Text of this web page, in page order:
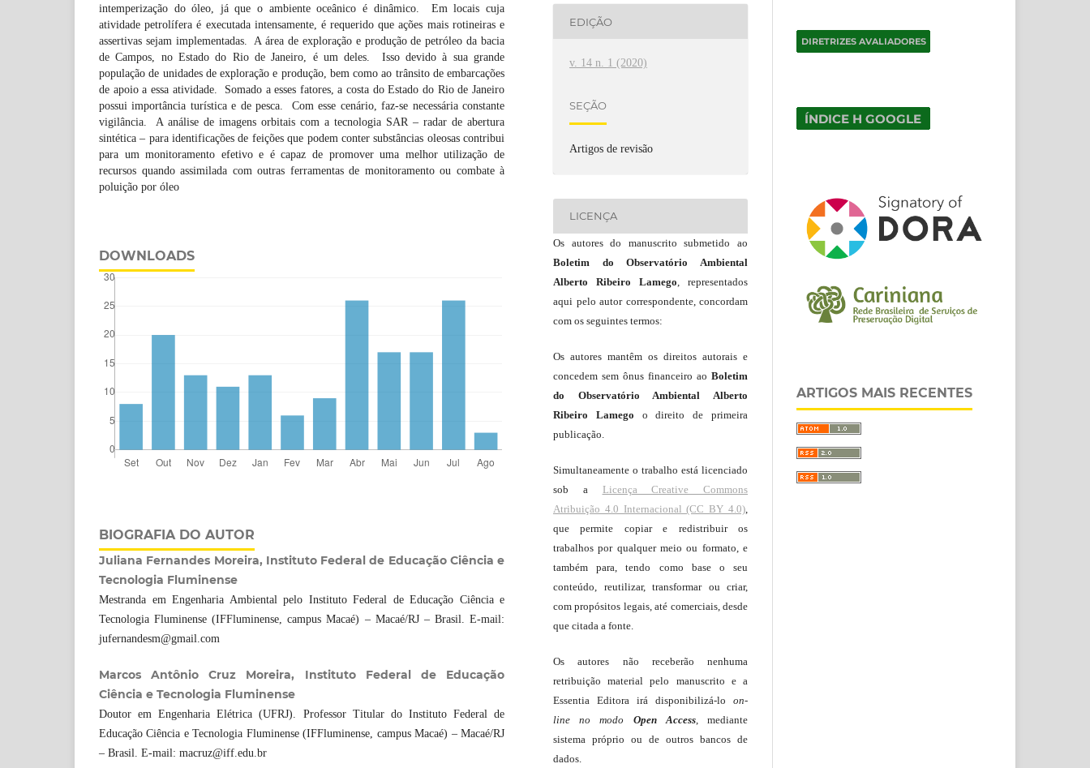
intemperização do óleo, já que o ambiente oceânico é dinâmico. Em locais cuja
atividade petrolífera é executada intensamente, é requerido que ações mais rotineiras e
assertivas sejam implementadas. A área de exploração e produção de petróleo da bacia
de Campos, no Estado do Rio de Janeiro, é um deles. Isso devido à sua grande
população de unidades de exploração e produção, bem como ao trânsito de embarcações
de apoio a essa atividade. Somado a esses fatores, a costa do Estado do Rio de Janeiro
possui importância turística e de pesca. Com esse cenário, faz-se necessária constante
vigilância. A análise de imagens orbitais com a tecnologia SAR – radar de abertura
sintética – para identificações de feições que podem conter substâncias oleosas contribui
para um monitoramento efetivo e é capaz de promover uma melhor utilização de
recursos quando assimilada com outras ferramentas de monitoramento ou combate à
poluição por óleo
DOWNLOADS
BIOGRAFIA DO AUTOR
Juliana Fernandes Moreira, Instituto Federal de Educação Ciência e
Tecnologia Fluminense
Mestranda em Engenharia Ambiental pelo Instituto Federal de Educação Ciência e
Tecnologia Fluminense (IFFluminense, campus Macaé) – Macaé/RJ – Brasil. E-mail:
jufernandesm@gmail.com
Marcos Antônio Cruz Moreira, Instituto Federal de Educação
Ciência e Tecnologia Fluminense
Doutor em Engenharia Elétrica (UFRJ). Professor Titular do Instituto Federal de
Educação Ciência e Tecnologia Fluminense (IFFluminense, campus Macaé) – Macaé/RJ
– Brasil. E-mail: macruz@iff.edu.br
EDIÇÃO
v. 14 n. 1 (2020)
SEÇÃO
Artigos de revisão
LICENÇA
Os autores do manuscrito submetido ao
Boletim do Observatório Ambiental
Alberto Ribeiro Lamego , representados
aqui pelo autor correspondente, concordam
com os seguintes termos:
Os autores mantêm os direitos autorais e
concedem sem ônus financeiro ao Boletim
do Observatório Ambiental Alberto
Ribeiro Lamego o direito de primeira
publicação.
Simultaneamente o trabalho está licenciado
sob a Licença Creative Commons
Atribuição 4.0 Internacional (CC BY 4.0)
que permite copiar e redistribuir os
trabalhos por qualquer meio ou formato, e
também para, tendo como base o seu
conteúdo, reutilizar, transformar ou criar,
com propósitos legais, até comerciais, desde
que citada a fonte.
Os autores não receberão nenhuma
retribuição material pelo manuscrito e a
Essentia Editora irá disponibilizá-lo on-
line
no modo Open Access, mediante
sistema próprio ou de outros bancos de
dados.
ARTIGOS MAIS RECENTES